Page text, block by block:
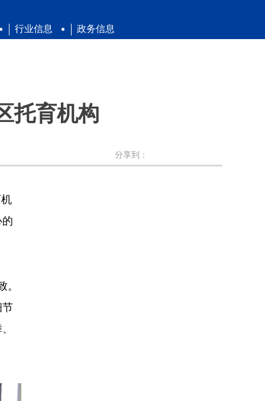
行业信息 政务信息
托育机构
分享到：
节